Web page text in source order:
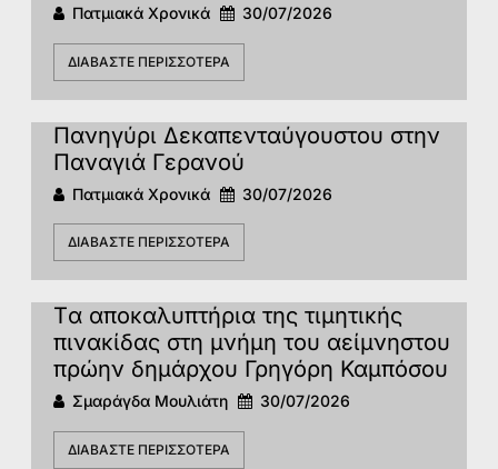
Πατμιακά Χρονικά 30/07/2026
ΔΙΑΒΆΣΤΕ ΠΕΡΙΣΣΌΤΕΡΑ
Πανηγύρι Δεκαπενταύγουστου στην
Παναγιά Γερανού
Πατμιακά Χρονικά 30/07/2026
ΔΙΑΒΆΣΤΕ ΠΕΡΙΣΣΌΤΕΡΑ
Tα αποκαλυπτήρια της τιμητικής
πινακίδας στη μνήμη του αείμνηστου
πρώην δημάρχου Γρηγόρη Καμπόσου
Σμαράγδα Μουλιάτη 30/07/2026
ΔΙΑΒΆΣΤΕ ΠΕΡΙΣΣΌΤΕΡΑ